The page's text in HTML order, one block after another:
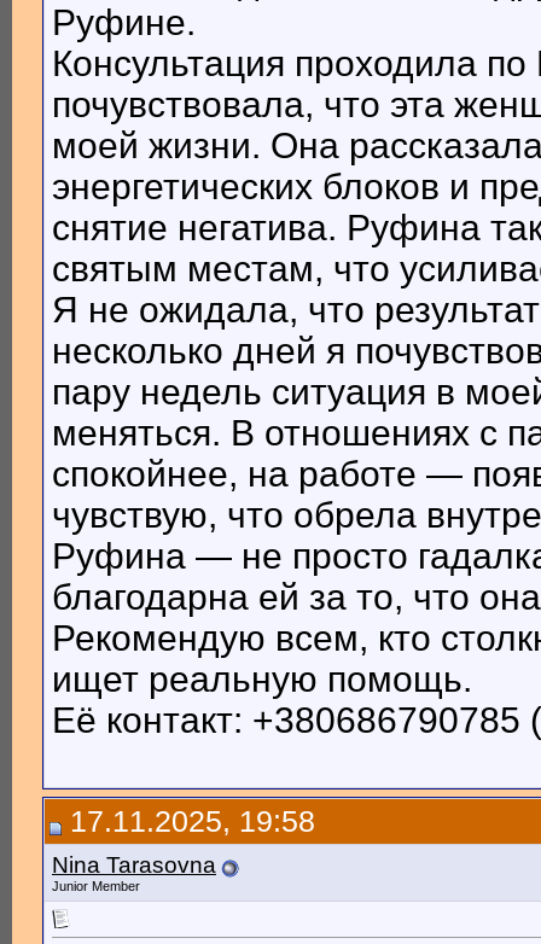
Руфине.
Консультация проходила
почувствовала, что эта
моей жизни. Она
энергетических блоков и
снятие негатива. Руфина
святым местам, что
Я не ожидала, что
несколько дней я
пару недель ситуация в
меняться. В отношениях с
спокойнее, на работе —
чувствую, что обрела
Руфина — не просто
благодарна ей за то, что
Рекомендую всем, кто
ищет реальную помощь.
Её контакт: +380686790785
17.11.2025, 19:58
Nina Tarasovna
Junior Member